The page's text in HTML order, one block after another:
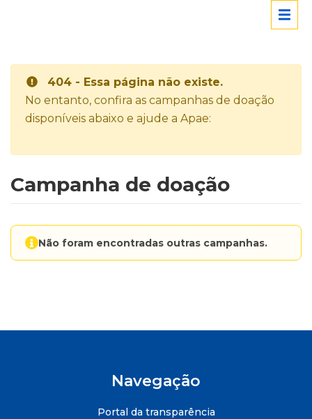
404 - Essa página não existe.
No entanto, confira as campanhas de doação
disponíveis abaixo e ajude a Apae:
Campanha de doação
Não foram encontradas outras campanhas.
Navegação
Portal da transparência